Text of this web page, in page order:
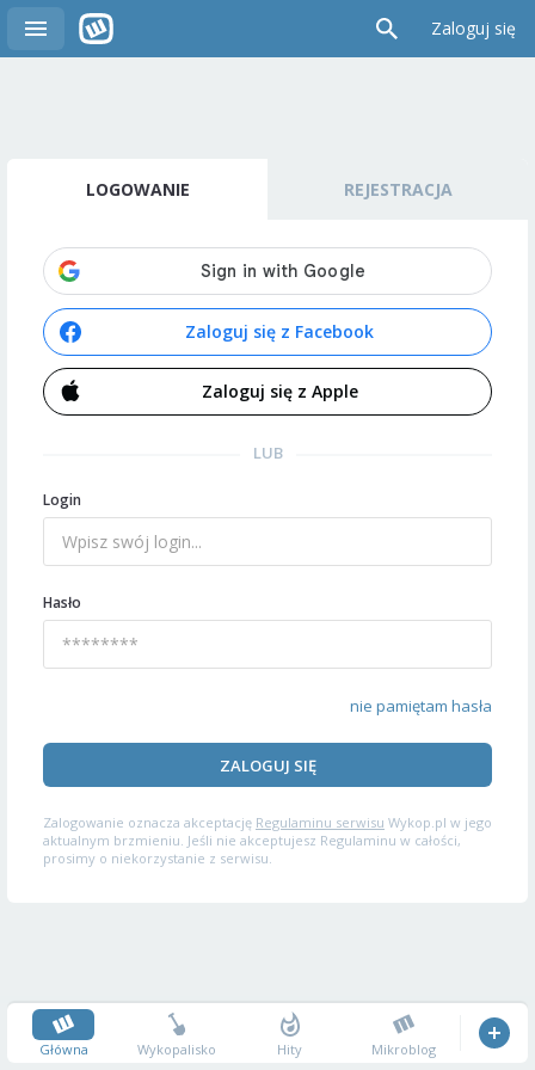
Zaloguj się
LOGOWANIE REJESTRACJA
Zaloguj się z Facebook
Zaloguj się z Apple
LUB
Login
Hasło
nie pamiętam hasła
ZALOGUJ SIĘ
Zalogowanie oznacza akceptację Regulaminu serwisu Wykop.pl w jego
aktualnym brzmieniu. Jeśli nie akceptujesz Regulaminu w całości,
prosimy o niekorzystanie z serwisu.
Główna Wykopalisko Hity Mikroblog